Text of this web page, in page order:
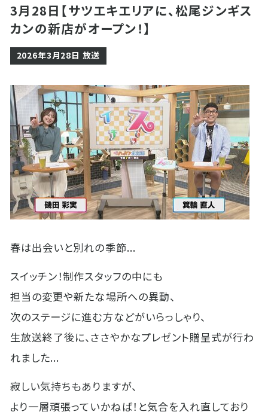
3月28日【サツエキエリアに、松尾ジンギス
カンの新店がオープン！】
2026年3月28日 放送
春は出会いと別れの季節...
スイッチン！制作スタッフの中にも
担当の変更や新たな場所への異動、
次のステージに進む方などがいらっしゃり、
生放送終了後に、ささやかなプレゼント贈呈式が行わ
れました...
寂しい気持ちもありますが、
より一層頑張っていかねば！と気合を入れ直しており